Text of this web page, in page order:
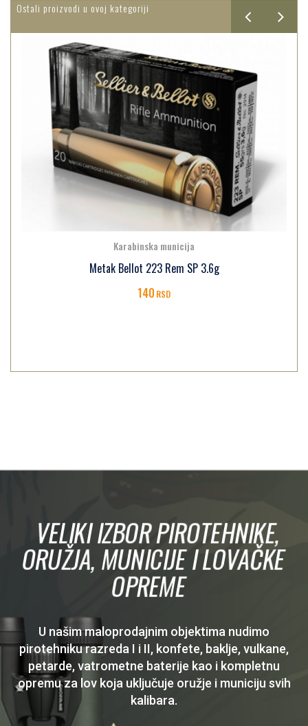
Ostali proizvodi u ovoj kategoriji
Karabinska municija
Metak Bellot 223 Rem SP 3.6g
140RSD
VELIKI IZBOR PIROTEHNIKE,
ORUŽJA, MUNICIJE I LOVAČKE
OPREME
U našim maloprodajnim objektima nudimo
pirotehniku razreda I i II, konfete, baklje, vulkane,
petarde, vatrometne baterije kao i kompletnu
opremu za lov koja uključuje oružje i municiju svih
kalibara.